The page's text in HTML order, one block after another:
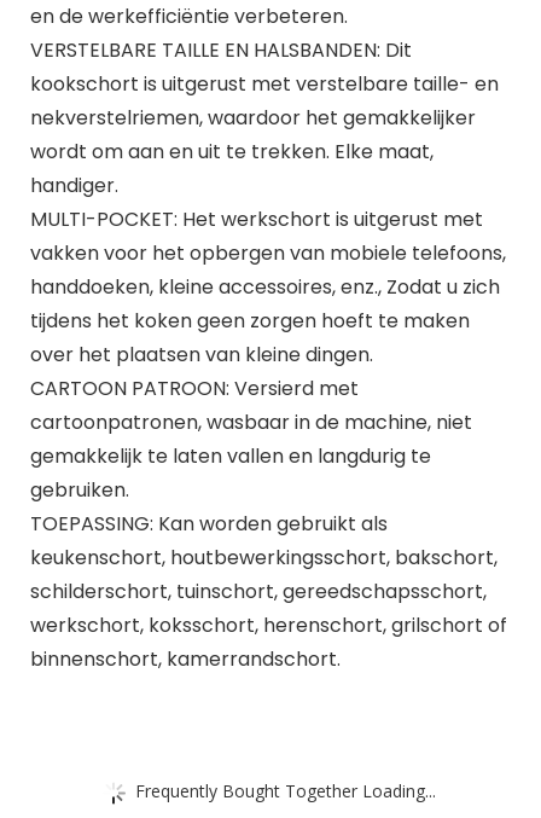
en de werkefficiëntie verbeteren.
VERSTELBARE TAILLE EN HALSBANDEN: Dit
kookschort is uitgerust met verstelbare taille- en
nekverstelriemen, waardoor het gemakkelijker
wordt om aan en uit te trekken. Elke maat,
handiger.
MULTI-POCKET: Het werkschort is uitgerust met
vakken voor het opbergen van mobiele telefoons,
handdoeken, kleine accessoires, enz., Zodat u zich
tijdens het koken geen zorgen hoeft te maken
over het plaatsen van kleine dingen.
CARTOON PATROON: Versierd met
cartoonpatronen, wasbaar in de machine, niet
gemakkelijk te laten vallen en langdurig te
gebruiken.
TOEPASSING: Kan worden gebruikt als
keukenschort, houtbewerkingsschort, bakschort,
schilderschort, tuinschort, gereedschapsschort,
werkschort, koksschort, herenschort, grilschort of
binnenschort, kamerrandschort.
Frequently Bought Together Loading...